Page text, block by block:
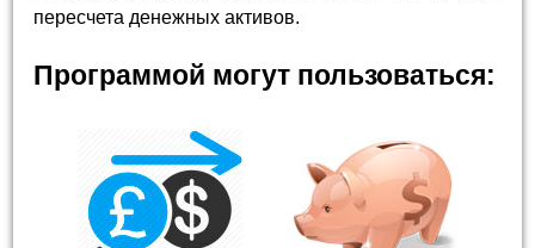
пересчета денежных активов.
Программой могут пользоваться: